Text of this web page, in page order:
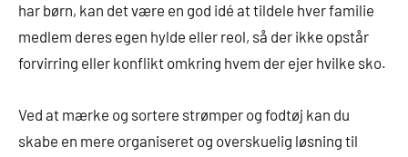
har børn, kan det være en god idé at tildele hver familie
medlem deres egen hylde eller reol, så der ikke opstår
forvirring eller konflikt omkring hvem der ejer hvilke sko.
Ved at mærke og sortere strømper og fodtøj kan du
skabe en mere organiseret og overskuelig løsning til